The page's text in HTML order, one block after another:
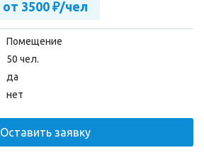
от 3500 ₽/чел
Помещение
50 чел.
да
нет
Оставить заявку